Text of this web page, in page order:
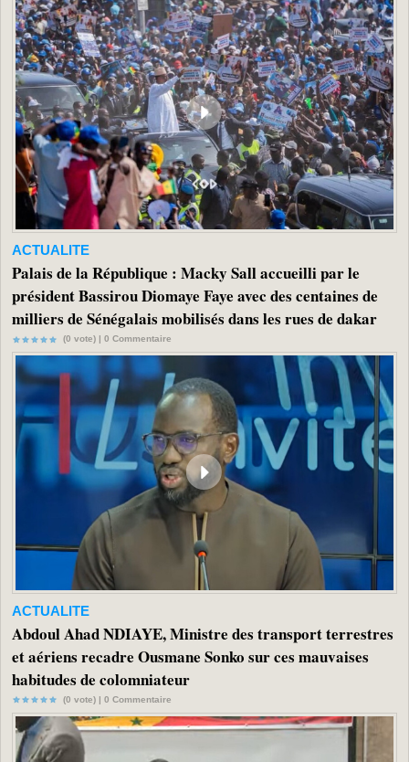
ACTUALITE
Palais de la République : Macky Sall accueilli par le
président Bassirou Diomaye Faye avec des centaines de
milliers de Sénégalais mobilisés dans les rues de dakar
(0 vote) | 0 Commentaire
ACTUALITE
Abdoul Ahad NDIAYE, Ministre des transport terrestres
et aériens recadre Ousmane Sonko sur ces mauvaises
habitudes de colomniateur
(0 vote) | 0 Commentaire